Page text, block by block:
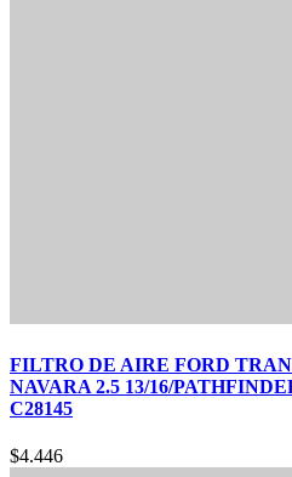
FILTRO DE AIRE FORD
NAVARA 2.5 13/16/
C28145
$4.446